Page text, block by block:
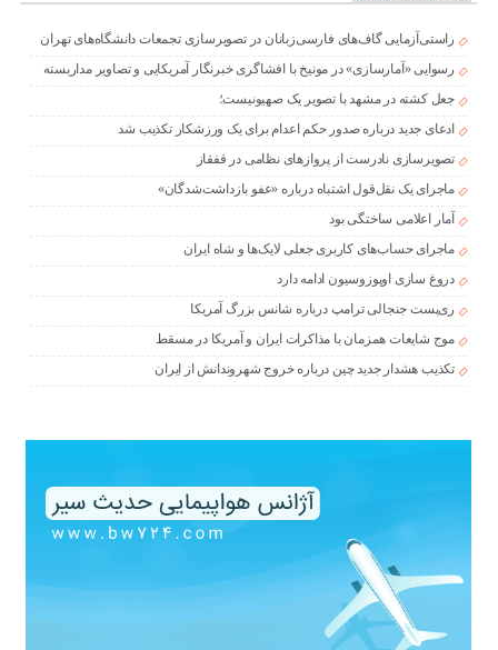
راستی‌آزمایی گاف‌های فارسی‌زبانان در تصویرسازی تجمعات دانشگاه‌های تهران
رسوایی «آمارسازی» در مونیخ با افشاگری خبرنگار آمریکایی و تصاویر مداربسته
جعل کشته در مشهد با تصویر یک صهیونیست؛
ادعای جدید درباره صدور حکم اعدام برای یک ورزشکار تکذیب شد
تصویرسازی نادرست از پروازهای نظامی در قفقاز
ماجرای یک نقل‌قول اشتباه درباره «عفو بازداشت‌شدگان»
آمار اعلامی ساختگی بود
ماجرای حساب‌های کاربری جعلی لایک‌ها و شاه ایران
دروغ سازی اوپوزوسیون ادامه دارد
ری‌پست جنجالی ترامپ درباره شانس بزرگ آمریکا
موج شایعات همزمان با مذاکرات ایران و آمریکا در مسقط
تکذیب هشدار جدید چین درباره خروج شهروندانش از ایران